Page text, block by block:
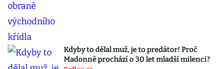
Kdyby to dělal muž, je to predátor! Proč
Madonně prochází o 30 let mladší milenci?